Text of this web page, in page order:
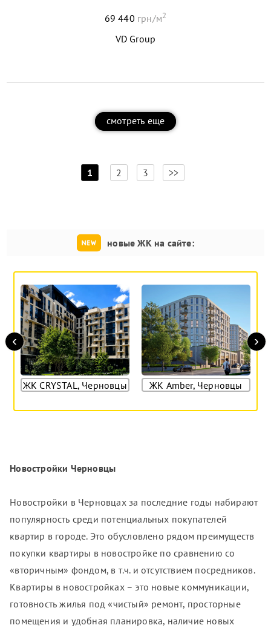
69 440 грн/м2
VD Group
смотреть еще
1
]
2 3 >>
новые ЖК на сайте:
ЖК CRYSTAL, Черновцы ЖК Amber, Черновцы
‹ ›
Новостройки Черновцы
Новостройки в Черновцах за последние годы набирают
популярность среди потенциальных покупателей
квартир в городе. Это обусловлено рядом преимуществ
покупки квартиры в новостройке по сравнению со
«вторичным» фондом, в т.ч. и отсутствием посредников.
Квартиры в новостройках – это новые коммуникации,
готовность жилья под «чистый» ремонт, просторные
помещения и удобная планировка, наличие новых